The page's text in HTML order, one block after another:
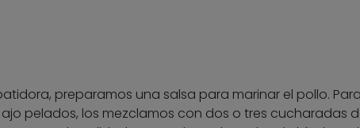
preparamos una salsa para marinar el pollo.
pelados, los mezclamos con dos o tres cucharadas